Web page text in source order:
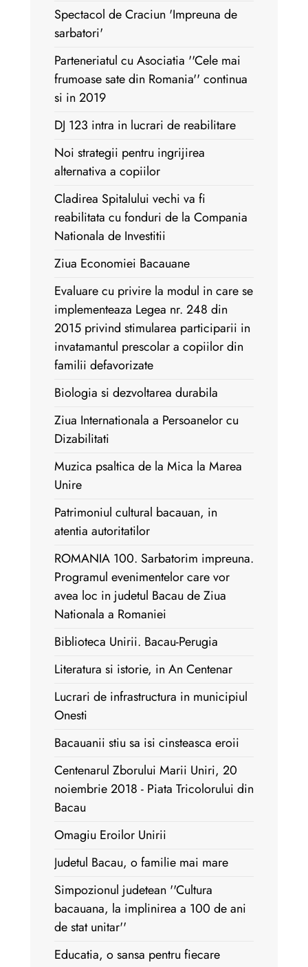
Spectacol de Craciun 'Impreuna de
sarbatori'
Parteneriatul cu Asociatia ''Cele mai
frumoase sate din Romania'' continua
si in 2019
DJ 123 intra in lucrari de reabilitare
Noi strategii pentru ingrijirea
alternativa a copiilor
Cladirea Spitalului vechi va fi
reabilitata cu fonduri de la Compania
Nationala de Investitii
Ziua Economiei Bacauane
Evaluare cu privire la modul in care se
implementeaza Legea nr. 248 din
2015 privind stimularea participarii in
invatamantul prescolar a copiilor din
familii defavorizate
Biologia si dezvoltarea durabila
Ziua Internationala a Persoanelor cu
Dizabilitati
Muzica psaltica de la Mica la Marea
Unire
Patrimoniul cultural bacauan, in
atentia autoritatilor
ROMANIA 100. Sarbatorim impreuna.
Programul evenimentelor care vor
avea loc in judetul Bacau de Ziua
Nationala a Romaniei
Biblioteca Unirii. Bacau-Perugia
Literatura si istorie, in An Centenar
Lucrari de infrastructura in municipiul
Onesti
Bacauanii stiu sa isi cinsteasca eroii
Centenarul Zborului Marii Uniri, 20
noiembrie 2018 - Piata Tricolorului din
Bacau
Omagiu Eroilor Unirii
Judetul Bacau, o familie mai mare
Simpozionul judetean ''Cultura
bacauana, la implinirea a 100 de ani
de stat unitar''
Educatia, o sansa pentru fiecare